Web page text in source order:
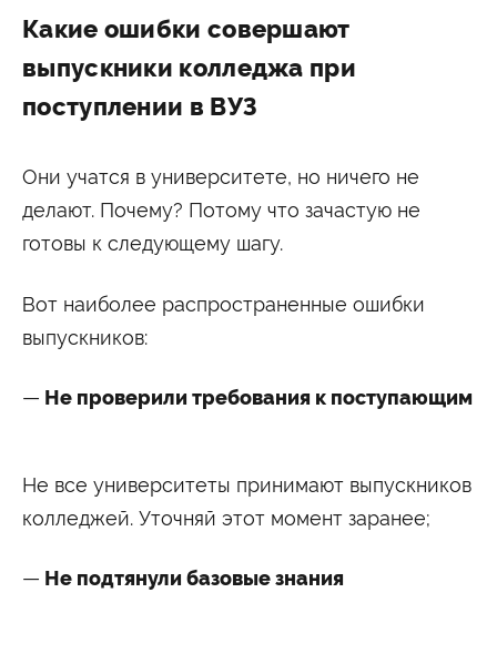
Какие ошибки совершают
выпускники колледжа при
поступлении в ВУЗ
Они учатся в университете, но ничего не
делают. Почему? Потому что зачастую не
готовы к следующему шагу.
Вот наиболее распространенные ошибки
выпускников:
Не проверили требования к поступающим
Не все университеты принимают выпускников
колледжей. Уточняй этот момент заранее;
Не подтянули базовые знания